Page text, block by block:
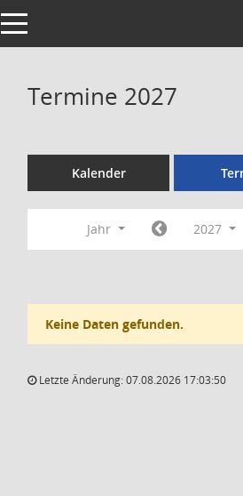
Toggle navigation
Termine 2027
Kalender
Jahr 2027
Keine Daten gefunden.
Letzte Änderung: 07.08.2026 17:03:50